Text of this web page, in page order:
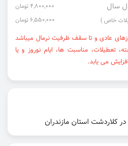
4,800,000 تومان
خاص ) 6,550,000 تومان
عادی و تا سقف ظرفیت نرمال میباشد
تعطیلات، مناسبت ها، ایام نوروز و یا
می یابد.
کلاردشت استان مازندران